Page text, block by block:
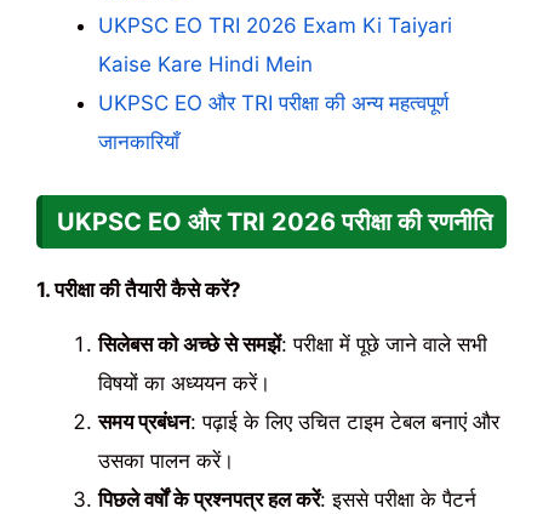
UKPSC EO TRI 2026 Exam Ki Taiyari
Kaise Kare Hindi Mein
UKPSC EO और TRI परीक्षा की अन्य महत्वपूर्ण
जानकारियाँ
UKPSC EO और TRI 2026 परीक्षा की रणनीति
1. परीक्षा की तैयारी कैसे करें?
सिलेबस को अच्छे से समझें: परीक्षा में पूछे जाने वाले सभी
विषयों का अध्ययन करें।
समय प्रबंधन: पढ़ाई के लिए उचित टाइम टेबल बनाएं और
उसका पालन करें।
पिछले वर्षों के प्रश्नपत्र हल करें: इससे परीक्षा के पैटर्न